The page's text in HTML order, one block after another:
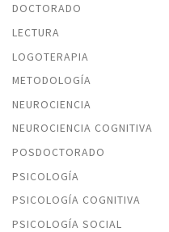
DOCTORADO
LECTURA
LOGOTERAPIA
METODOLOGÍA
NEUROCIENCIA
NEUROCIENCIA COGNITIVA
POSDOCTORADO
PSICOLOGÍA
PSICOLOGÍA COGNITIVA
PSICOLOGÍA SOCIAL